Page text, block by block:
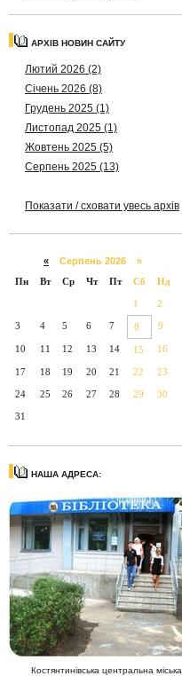
АРХІВ НОВИН САЙТУ
Лютий 2026 (2)
Січень 2026 (8)
Грудень 2025 (1)
Листопад 2025 (1)
Жовтень 2025 (5)
Серпень 2025 (13)
Показати / сховати увесь архів
« Серпень 2026 »
Пн
Вт Ср Чт Пт Сб Нд
1 2
3 4 5 6 7 8 9
10 11 12 13 14 15 16
17 18 19 20 21 22 23
24 25 26 27 28 29 30
31
НАША АДРЕСА:
Костянтинівська центральна міська